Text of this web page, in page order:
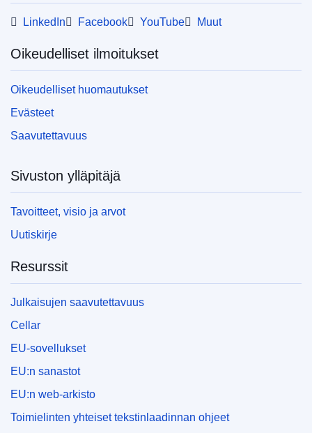
LinkedIn Facebook YouTube Muut
Oikeudelliset ilmoitukset
Oikeudelliset huomautukset
Evästeet
Saavutettavuus
Sivuston ylläpitäjä
Tavoitteet, visio ja arvot
Uutiskirje
Resurssit
Julkaisujen saavutettavuus
Cellar
EU-sovellukset
EU:n sanastot
EU:n web-arkisto
Toimielinten yhteiset tekstinlaadinnan ohjeet